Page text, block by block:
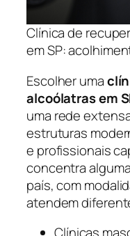
Clínica de
em SP:
Escolher uma
alcoólatras em
uma rede
estruturas
e profissionais
concentra
país, com
atendem